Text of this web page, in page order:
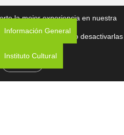
la mejor experiencia en nuestra
cookies utilizamos o desactivarlas
Información General
Instituto Cultural